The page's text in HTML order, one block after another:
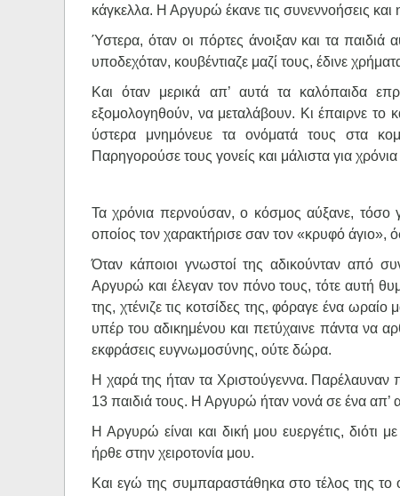
κάγκελλα. Η Αργυρώ έκανε τις συνεννοήσεις και
Ύστερα, όταν οι πόρτες άνοιξαν και τα
υποδεχόταν, κουβέντιαζε μαζί τους, έδινε
Και όταν μερικά απ’ αυτά τα καλόπαιδα
εξομολογηθούν, να μεταλάβουν. Κι έπαιρνε το
ύστερα μνημόνευε τα ονόματά τους στα
Παρηγορούσε τους γονείς και μάλιστα για
Τα χρόνια περνούσαν, ο κόσμος αύξανε, τόσο
οποίος τον χαρακτήρισε σαν τον «κρυφό άγιο»,
Όταν κάποιοι γνωστοί της αδικούνταν από
Αργυρώ και έλεγαν τον πόνο τους, τότε αυτή
της, χτένιζε τις κοτσίδες της, φόραγε ένα ωραίο
υπέρ του αδικημένου και πετύχαινε πάντα να
εκφράσεις ευγνωμοσύνης, ούτε δώρα.
Η χαρά της ήταν τα Χριστούγεννα. Παρέλαυναν
13 παιδιά τους. Η Αργυρώ ήταν νονά σε ένα απ’
Η Αργυρώ είναι και δική μου ευεργέτις,
ήρθε στην χειροτονία μου.
Και εγώ της συμπαραστάθηκα στο τέλος της το